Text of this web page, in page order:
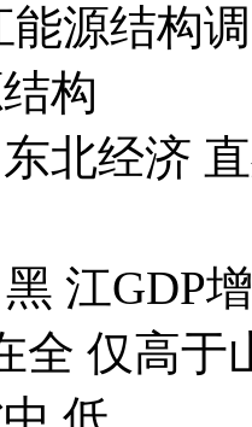
源结构
构
经济 直
GDP增
全 仅高于